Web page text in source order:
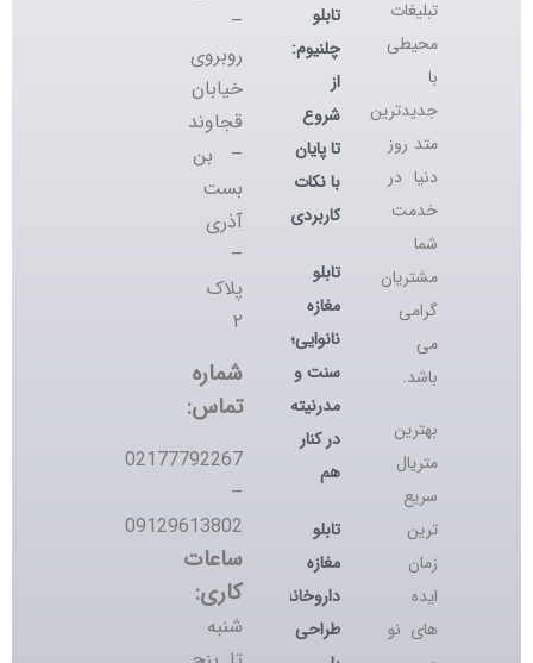
تبلیغات
محیطی
با
جدیدترین
متد روز
دنیا در
خدمت
شما
مشتریان
گرامی
می
باشد.
بهترین
متریال
سریع
ترین
زمان
ایده
های نو
تابلو
چلنیوم:
از
شروع
تا پایان
با نکات
کاربردی
تابلو
مغازه
نانوایی؛
سنت و
مدرنیته
در کنار
هم
تابلو
مغازه
داروخانه؛
طراحی
–
روبروی
خیابان
قجاوند
– بن
بست
آذری
–
پلاک
۲
شماره
تماس:
02177792267
–
09129613802
ساعات
کاری:
شنبه